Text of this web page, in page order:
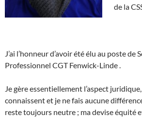
de la
J’ai l’honneur d’avoir été élu au poste de
Professionnel CGT Fenwick-Linde .
Je gère essentiellement l’aspect
connaissent et je ne fais aucune
reste toujours neutre ; ma devise équité